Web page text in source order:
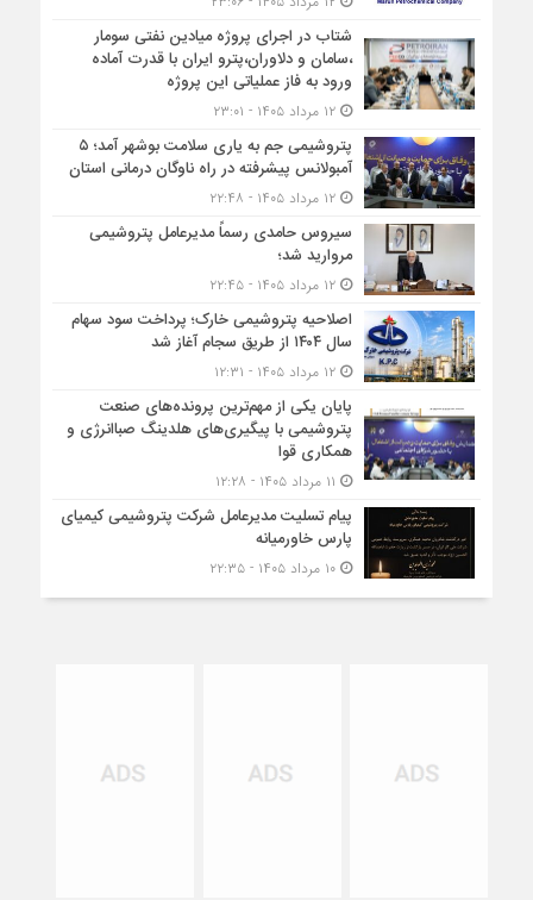
شتاب در اجرای پروژه میادین نفتی سومار
،سامان و دلاوران،پترو ایران با قدرت آماده
ورود به فاز عملیاتی این پروژه
۱۲ مرداد ۱۴۰۵ - ۲۳:۰۱
پتروشیمی جم به یاری سلامت بوشهر آمد؛ ۵
آمبولانس پیشرفته در راه ناوگان درمانی استان
۱۲ مرداد ۱۴۰۵ - ۲۲:۴۸
سیروس حامدی رسماً مدیرعامل پتروشیمی
مروارید شد؛
۱۲ مرداد ۱۴۰۵ - ۲۲:۴۵
اصلاحیه پتروشیمی خارک؛ پرداخت سود سهام
سال ۱۴۰۴ از طریق سجام آغاز شد
۱۲ مرداد ۱۴۰۵ - ۱۲:۳۱
پایان یکی از مهم‌ترین پرونده‌های صنعت
پتروشیمی با پیگیری‌های هلدینگ صباانرژی و
همکاری قوا
پیام تسلیت مدیرعامل شرکت پتروشیمی کیمیای
پارس خاورمیانه
۱۰ مرداد ۱۴۰۵ - ۲۲:۳۵